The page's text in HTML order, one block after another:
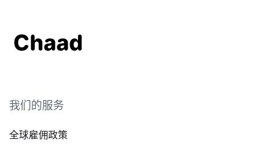
我们的服务
全球雇佣政策